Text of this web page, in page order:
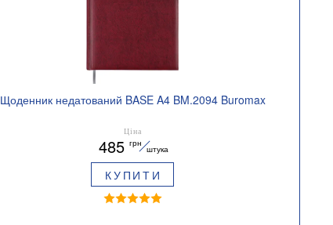
Щоденник недатований BASE A4 BM.2094 Buromax
Ціна
485 грн
штука
КУПИТИ